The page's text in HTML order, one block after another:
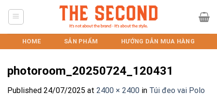
HOME SẢN PHẨM HƯỚNG DẪN MUA HÀNG
photoroom_20250724_120431
Published 24/07/2025 at 2400 × 2400 in Túi đeo vai Polo